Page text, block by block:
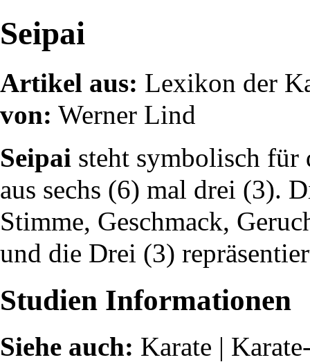
Seipai
Artikel aus: Lexikon der
von: Werner Lind
Seipai steht symbolisch für
aus sechs (6) mal drei (3).
Stimme, Geschmack,
und die Drei (3)
Studien Informationen
Siehe auch: Karate |